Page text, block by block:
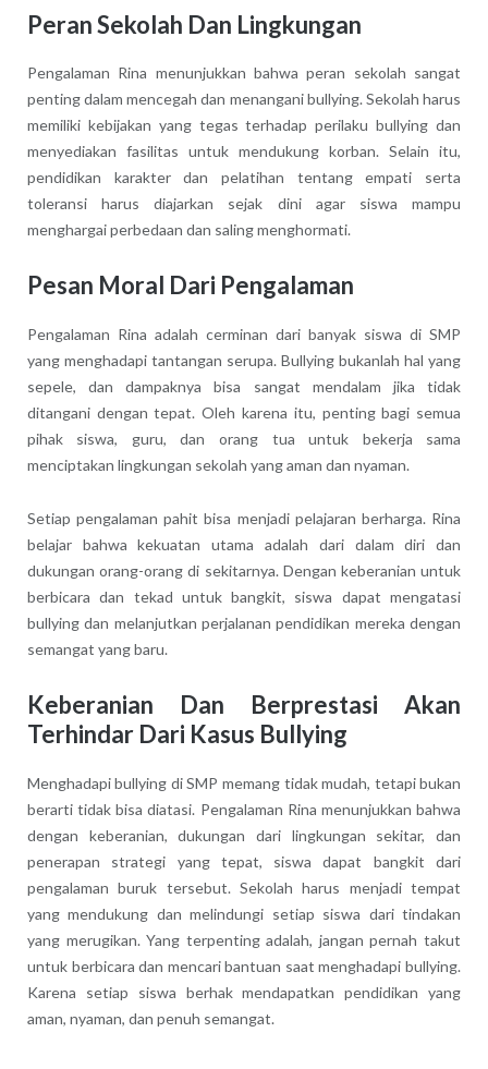
Peran Sekolah Dan Lingkungan
Pengalaman Rina menunjukkan bahwa peran sekolah sangat
penting dalam mencegah dan menangani bullying. Sekolah harus
memiliki kebijakan yang tegas terhadap perilaku bullying dan
menyediakan fasilitas untuk mendukung korban. Selain itu,
pendidikan karakter dan pelatihan tentang empati serta
toleransi harus diajarkan sejak dini agar siswa mampu
menghargai perbedaan dan saling menghormati.
Pesan Moral Dari Pengalaman
Pengalaman Rina adalah cerminan dari banyak siswa di SMP
yang menghadapi tantangan serupa. Bullying bukanlah hal yang
sepele, dan dampaknya bisa sangat mendalam jika tidak
ditangani dengan tepat. Oleh karena itu, penting bagi semua
pihak siswa, guru, dan orang tua untuk bekerja sama
menciptakan lingkungan sekolah yang aman dan nyaman.
Setiap pengalaman pahit bisa menjadi pelajaran berharga. Rina
belajar bahwa kekuatan utama adalah dari dalam diri dan
dukungan orang-orang di sekitarnya. Dengan keberanian untuk
berbicara dan tekad untuk bangkit, siswa dapat mengatasi
bullying dan melanjutkan perjalanan pendidikan mereka dengan
semangat yang baru.
Keberanian Dan Berprestasi Akan
Terhindar Dari Kasus Bullying
Menghadapi bullying di SMP memang tidak mudah, tetapi bukan
berarti tidak bisa diatasi. Pengalaman Rina menunjukkan bahwa
dengan keberanian, dukungan dari lingkungan sekitar, dan
penerapan strategi yang tepat, siswa dapat bangkit dari
pengalaman buruk tersebut. Sekolah harus menjadi tempat
yang mendukung dan melindungi setiap siswa dari tindakan
yang merugikan. Yang terpenting adalah, jangan pernah takut
untuk berbicara dan mencari bantuan saat menghadapi bullying.
Karena setiap siswa berhak mendapatkan pendidikan yang
aman, nyaman, dan penuh semangat.